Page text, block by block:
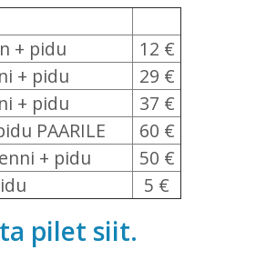
+ pidu
12 €
+ pidu
29 €
+ pidu
37 €
PAARILE
60 €
+ pidu
50 €
5 €
pilet siit.